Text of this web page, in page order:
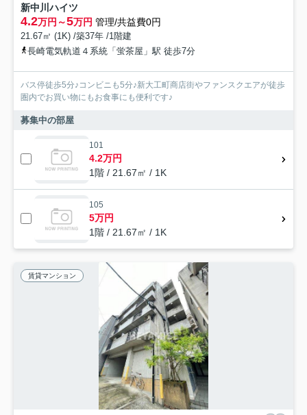
新中川ハイツ
4.2万円～5万円 管理/共益費0円
21.67㎡ (1K) /築37年 /1階建
長崎電気軌道４系統「蛍茶屋」駅 徒歩7分
バス停徒歩5分♪コンビニも5分♪新大工町商店街やファンスクエアが徒歩
圏内でお買い物にもお食事にも便利です♪
募集中の部屋
101
4.2万円
1階 / 21.67㎡ / 1K
105
5万円
1階 / 21.67㎡ / 1K
賃貸マンション